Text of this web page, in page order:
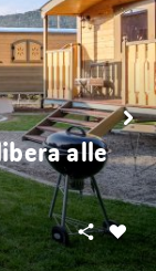
alle
Condividi